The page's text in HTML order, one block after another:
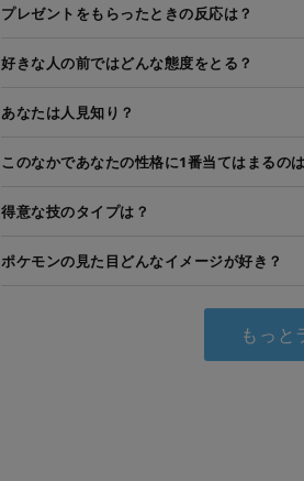
プレゼントをもらったときの反応は？
好きな人の前ではどんな態度をとる？
あなたは人見知り？
このなかであなたの性格に1番当てはまるの
得意な技のタイプは？
ポケモンの見た目どんなイメージが好き？
もっと